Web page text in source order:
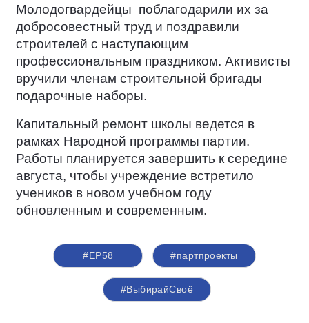
Молодогвардейцы поблагодарили их за
добросовестный труд и поздравили
строителей с наступающим
профессиональным праздником. Активисты
вручили членам строительной бригады
подарочные наборы.
Капитальный ремонт школы ведется в
рамках Народной программы партии.
Работы планируется завершить к середине
августа, чтобы учреждение встретило
учеников в новом учебном году
обновленным и современным.
#ЕР58 #партпроекты
#ВыбирайСвоё